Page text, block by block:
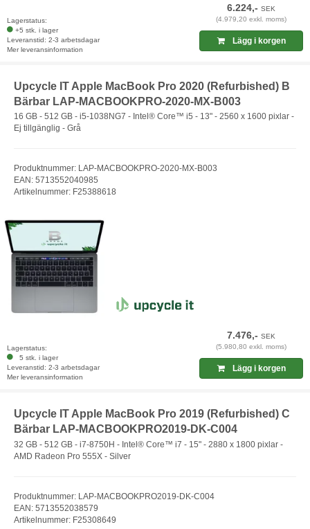
Lagerstatus:
+5 stk. i lager
Leveranstid: 2-3 arbetsdagar
Mer leveransinformation
6.224,-SEK
(4.979,20 exkl. moms)
Lägg i korgen
Upcycle IT Apple MacBook Pro 2020 (Refurbished) B
Bärbar LAP-MACBOOKPRO-2020-MX-B003
16 GB - 512 GB - i5-1038NG7 - Intel® Core™ i5 - 13" - 2560 x 1600 pixlar -
Ej tillgänglig - Grå
Produktnummer: LAP-MACBOOKPRO-2020-MX-B003
EAN: 5713552040985
Artikelnummer: F25388618
Lagerstatus:
5 stk. i lager
Leveranstid: 2-3 arbetsdagar
Mer leveransinformation
7.476,-SEK
(5.980,80 exkl. moms)
Lägg i korgen
Upcycle IT Apple MacBook Pro 2019 (Refurbished) C
Bärbar LAP-MACBOOKPRO2019-DK-C004
32 GB - 512 GB - i7-8750H - Intel® Core™ i7 - 15" - 2880 x 1800 pixlar -
AMD Radeon Pro 555X - Silver
Produktnummer: LAP-MACBOOKPRO2019-DK-C004
EAN: 5713552038579
Artikelnummer: F25308649